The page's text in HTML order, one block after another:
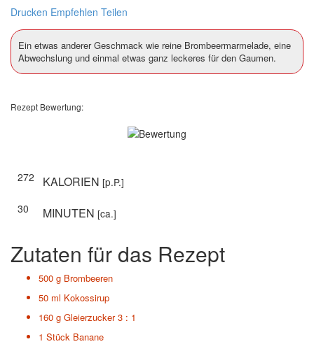
Drucken Empfehlen Teilen
Ein etwas anderer Geschmack wie reine Brombeermarmelade, eine
Abwechslung und einmal etwas ganz leckeres für den Gaumen.
Rezept Bewertung:
272 KALORIEN [p.P.]
30
MINUTEN [ca.]
Zutaten für das Rezept
500 g Brombeeren
50 ml Kokossirup
160 g Gleierzucker 3 : 1
1 Stück Banane